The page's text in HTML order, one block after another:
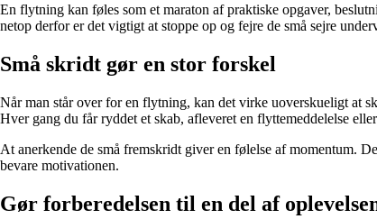
En flytning kan føles som et maraton af praktiske opgaver,
netop derfor er det vigtigt at stoppe op og fejre de små sejre
Små skridt gør en stor forskel
Når man står over for en flytning, kan det virke uoverskueligt at
Hver gang du får ryddet et skab, afleveret en flyttemeddelelse
At anerkende de små fremskridt giver en følelse af momentum.
bevare motivationen.
Gør forberedelsen til en del af